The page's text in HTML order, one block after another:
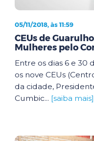
05/11/2018, às 11:59
CEUs de
Mulheres pelo
Entre os dias 6 e 30
os nove CEUs
da cidade,
Cumbic... [saiba mais]